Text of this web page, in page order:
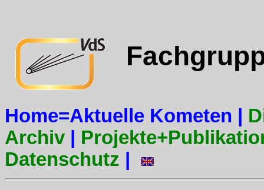
Home=Aktuelle Kometen |
Archiv
Datenschutz